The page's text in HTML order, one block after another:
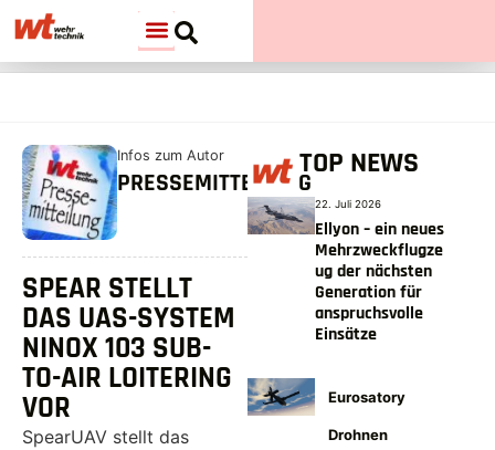
Infos zum Autor
PRESSEMITTEILUNG
SPEAR STELLT
DAS UAS-SYSTEM
NINOX 103 SUB-
TO-AIR LOITERING
VOR
SpearUAV stellt das
TOP NEWS
22. Juli 2026
Ellyon – ein neues
Mehrzweckflugze
ug der nächsten
Generation für
anspruchsvolle
Einsätze
Eurosatory
Drohnen